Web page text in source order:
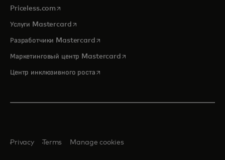
Priceless.com opens in a new tab
Услуги Mastercardopens in a new tab
Разработчики Mastercardopens in a new tab
Маркетинговый центр Mastercardopens in a new tab
Центр инклюзивного ростаopens in a new tab
Privacy Terms Manage cookies